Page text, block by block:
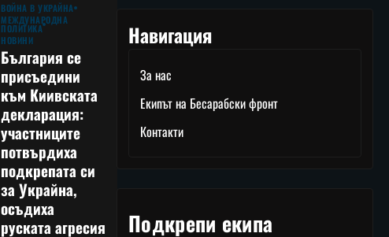
ВОЙНА В УКРАЙНА
МЕЖДУНАРОДНА
ПОЛИТИКА
НОВИНИ
България се
присъедини
към Киивската
декларация:
участниците
потвърдиха
подкрепата си
за Украйна,
осъдиха
руската агресия
Навигация
За нас
Екипът на Бесарабски фронт
Контакти
Подкрепи екипа